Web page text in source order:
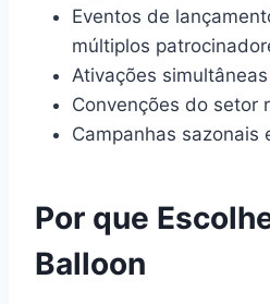
Eventos de
múltiplos
Ativações
Convenções do setor
Campanhas sazonais
Por que
Balloon